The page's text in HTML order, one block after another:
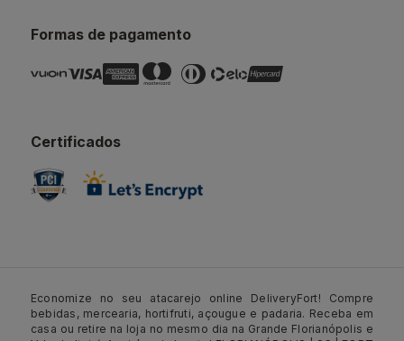
Formas de pagamento
Certificados
Economize no seu atacarejo online DeliveryFort! Compre
bebidas, mercearia, hortifruti, açougue e padaria. Receba em
casa ou retire na loja no mesmo dia na Grande Florianópolis e